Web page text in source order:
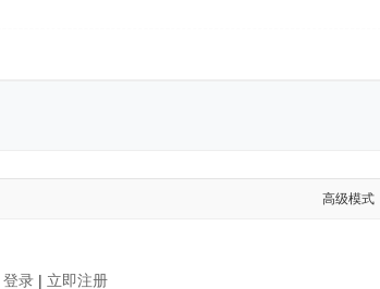
高级模式
登录| 立即注册